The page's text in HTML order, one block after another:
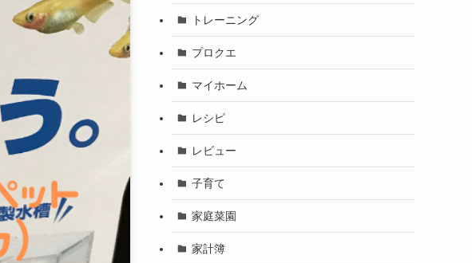
トレーニング
プロクエ
マイホーム
レシピ
レビュー
子育て
家庭菜園
家計簿